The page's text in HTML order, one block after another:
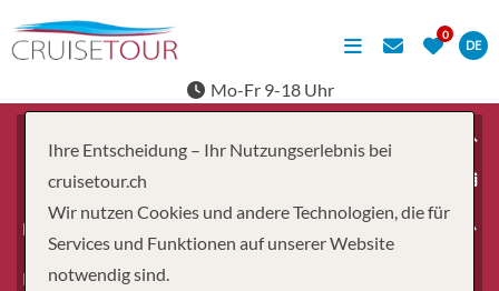
DE
Mo-Fr 9-18 Uhr
Erwachsene
Kinder
Ihre Entscheidung – Ihr Nutzungserlebnis bei
cruisetour.ch
Wir nutzen Cookies und andere Technologien, die für
Services und Funktionen auf unserer Website
notwendig sind.